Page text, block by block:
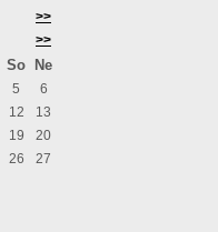
>>
>>
So Ne
5
6
12
13
19
20
26
27